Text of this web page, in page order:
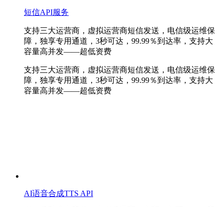
短信API服务
支持三大运营商，虚拟运营商短信发送，电信级运维保
障，独享专用通道，3秒可达，99.99％到达率，支持大
容量高并发——超低资费
支持三大运营商，虚拟运营商短信发送，电信级运维保
障，独享专用通道，3秒可达，99.99％到达率，支持大
容量高并发——超低资费
AI语音合成TTS API